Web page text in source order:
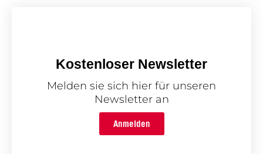
Kostenloser Newsletter
Melden sie sich hier für unseren
Newsletter an
Anmelden